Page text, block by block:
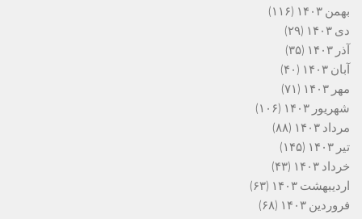
بهمن ۱۴۰۳
(۱۱۶)
دی ۱۴۰۳
(۲۹)
آذر ۱۴۰۳
(۳۵)
آبان ۱۴۰۳
(۴۰)
مهر ۱۴۰۳
(۷۱)
شهریور ۱۴۰۳
(۱۰۶)
مرداد ۱۴۰۳
(۸۸)
تیر ۱۴۰۳
(۱۴۵)
خرداد ۱۴۰۳
(۴۳)
اردیبهشت ۱۴۰۳
(۶۳)
فروردین ۱۴۰۳
(۶۸)